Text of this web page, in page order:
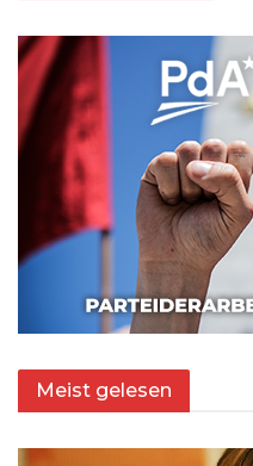
Meist gelesen